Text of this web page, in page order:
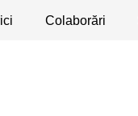
Colaborări
Dezbateri